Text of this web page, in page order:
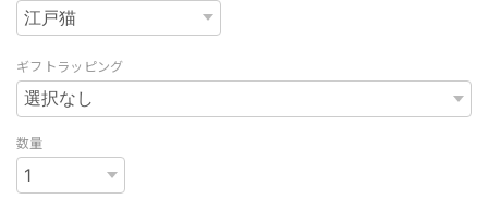
ギフトラッピング
数量